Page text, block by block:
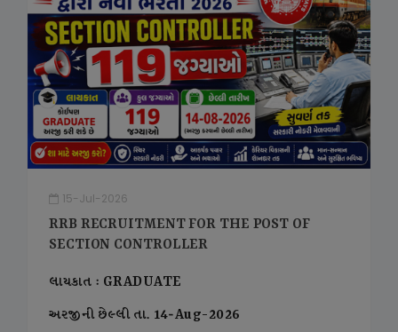
15-Jul-2026
RRB RECRUITMENT FOR THE POST OF
SECTION CONTROLLER
લાયકાત : GRADUATE
અરજીની છેલ્લી તા. 14-Aug-2026